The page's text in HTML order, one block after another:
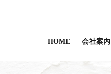
HOME 会社案内